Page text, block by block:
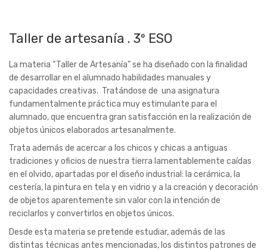
Trata además de acercar a los chicos y chicas a antiguas
en el olvido, apartadas por el diseño industrial: la cerámica, la
cestería, la pintura en tela y en vidrio y a la creación y decoración
de objetos aparentemente sin valor con la intención de
reciclarlos y convertirlos en objetos únicos.
Desde esta materia se pretende estudiar, además de las
distintas técnicas antes mencionadas, los distintos patrones de
diseño ornamental procedentes de la tradición andaluza.
Carga lectiva:2 horas semanales.